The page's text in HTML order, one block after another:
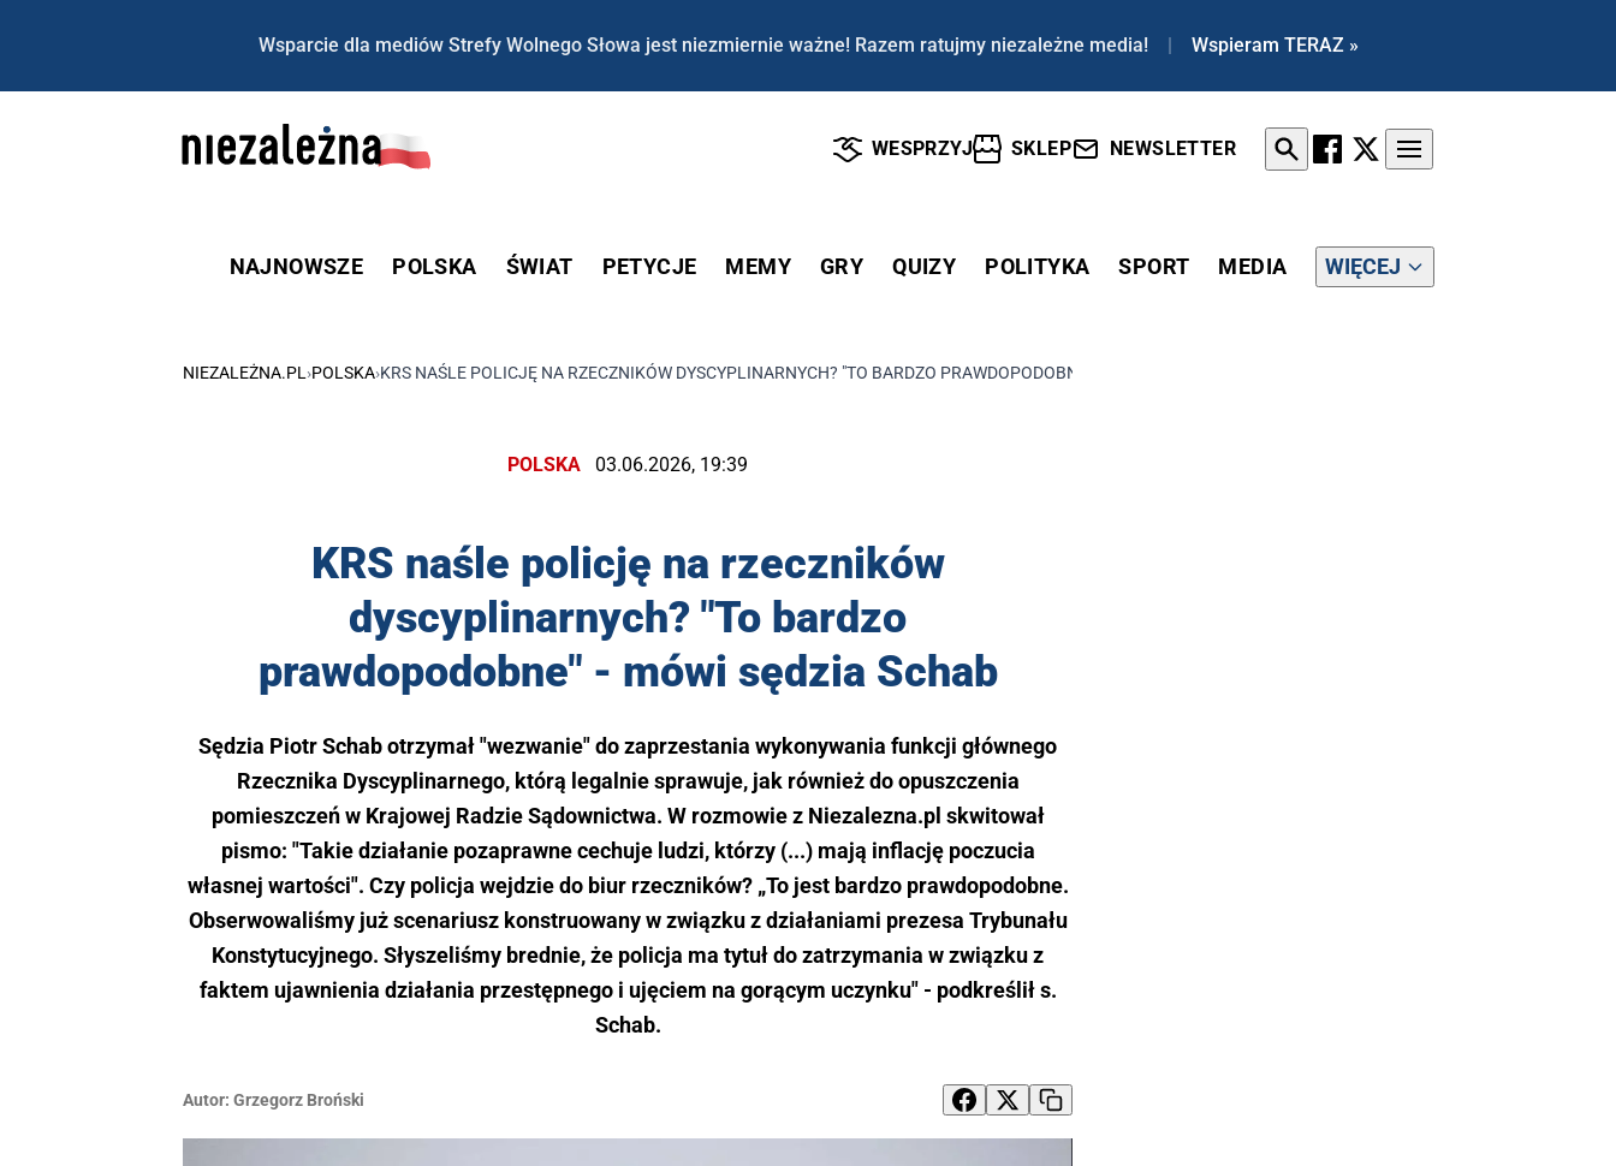
Wsparcie dla mediów Strefy Wolnego Słowa jest niezmiernie ważne! Razem ratujmy niezależne media! | Wspieram TERAZ »
WESPRZYJ SKLEP NEWSLETTER
NAJNOWSZE POLSKA ŚWIAT PETYCJE MEMY GRY QUIZY POLITYKA SPORT MEDIA WIĘCEJ
NIEZALEŻNA.PL ›POLSKA›KRS NAŚLE POLICJĘ NA RZECZNIKÓW DYSCYPLINARNYCH? "TO BARDZO PRAWDOPODOBNE" - MÓWI SĘDZIA SCHAB
POLSKA 03.06.2026, 19:39
KRS naśle policję na rzeczników
dyscyplinarnych? "To bardzo
prawdopodobne" - mówi sędzia Schab
Sędzia Piotr Schab otrzymał "wezwanie" do zaprzestania wykonywania funkcji głównego
Rzecznika Dyscyplinarnego, którą legalnie sprawuje, jak również do opuszczenia
pomieszczeń w Krajowej Radzie Sądownictwa. W rozmowie z Niezalezna.pl skwitował
pismo: "Takie działanie pozaprawne cechuje ludzi, którzy (...) mają inflację poczucia
własnej wartości". Czy policja wejdzie do biur rzeczników? „To jest bardzo prawdopodobne.
Obserwowaliśmy już scenariusz konstruowany w związku z działaniami prezesa Trybunału
Konstytucyjnego. Słyszeliśmy brednie, że policja ma tytuł do zatrzymania w związku z
faktem ujawnienia działania przestępnego i ujęciem na gorącym uczynku" - podkreślił s.
Schab.
Autor: Grzegorz Broński